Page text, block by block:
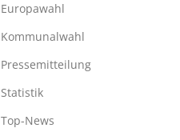
Europawahl
Kommunalwahl
Pressemitteilung
Statistik
Top-News